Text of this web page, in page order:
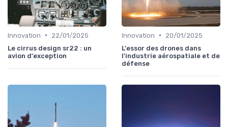
Innovation •
22/01/2025
Le cirrus design sr22 : un
avion d'exception
Innovation •
20/01/2025
L'essor des drones dans
l'industrie aérospatiale et de
défense